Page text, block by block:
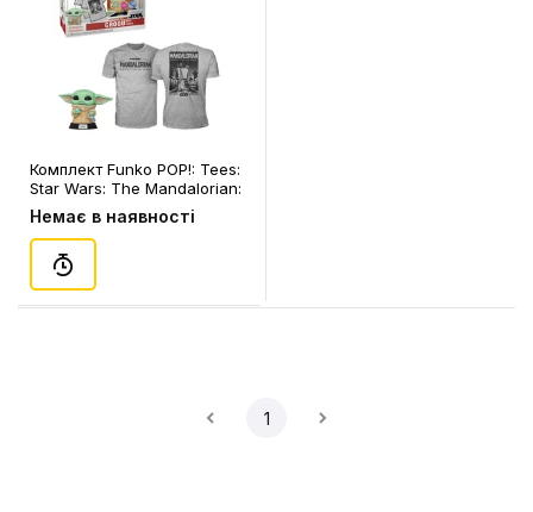
Комплект Funko POP!: Tees:
Star Wars: The Mandalorian:
Grogu w/ Cookie (L)
(Flocked) (Special Edition),
(63623)
Немає в наявності
1